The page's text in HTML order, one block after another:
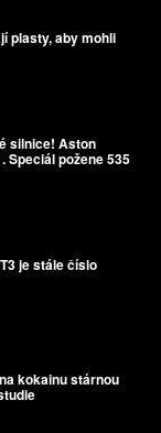
plasty, aby mohli
silnice! Aston
Speciál požene 535
je stále číslo
kokainu stárnou